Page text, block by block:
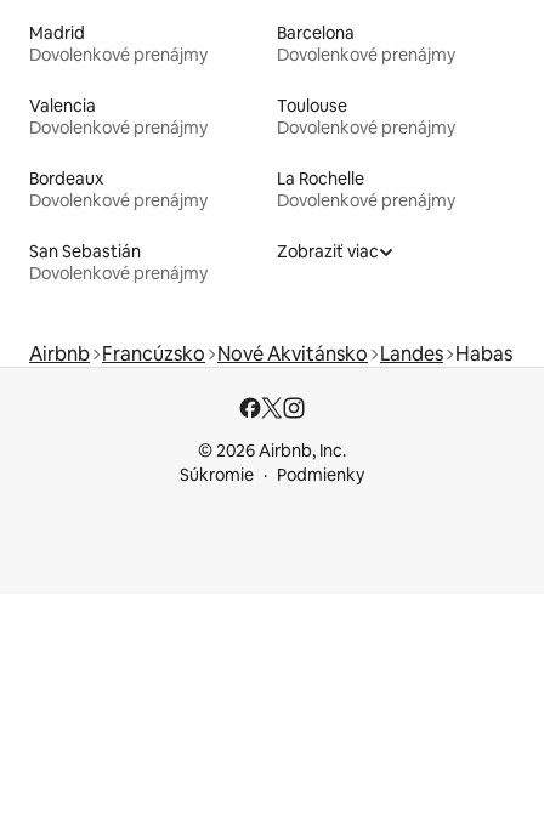
Madrid
Dovolenkové prenájmy
Barcelona
Dovolenkové prenájmy
Valencia
Dovolenkové prenájmy
Toulouse
Dovolenkové prenájmy
Bordeaux
Dovolenkové prenájmy
La Rochelle
Dovolenkové prenájmy
San Sebastián
Dovolenkové prenájmy
Zobraziť viac
Airbnb Francúzsko Nové Akvitánsko Landes Habas
© 2026 Airbnb, Inc.
Súkromie
Podmienky